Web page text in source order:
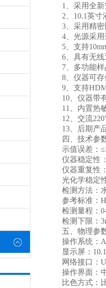
1、采用全新安
2、10.1英寸液
3、采用精密比
4、光源采用
5、支持10mm
6、具有无线通
7、多功能样品
8、仪器可存
9、支持HDMI
10、仪器带有
11、内置热敏
12、交流220V
13、后期产品
四、技术参
示值误差：
仪器稳定性：
仪器重复性：
光化学稳定性
检测方法：水
参考标准：
检测量程：0-
检测下限：
五、物理参
操作系统：
显示屏：10.1
网络接口：
操作界面：中
比色方式：比